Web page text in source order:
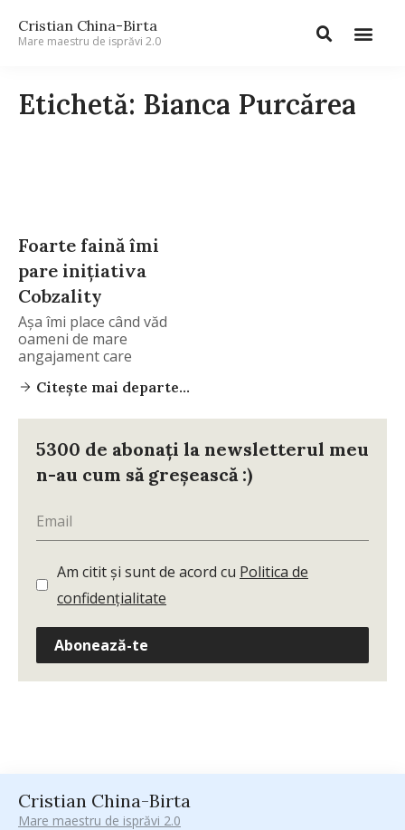
Cristian China-Birta
Mare maestru de isprăvi 2.0
Etichetă: Bianca Purcărea
Foarte faină îmi
pare iniţiativa
Cobzality
Aşa îmi place când văd
oameni de mare
angajament care
Citește mai departe...
5300 de abonați la newsletterul meu
n-au cum să greșească :)
Am citit și sunt de acord cu Politica de
confidențialitate
Abonează-te
Cristian China-Birta
Mare maestru de isprăvi 2.0